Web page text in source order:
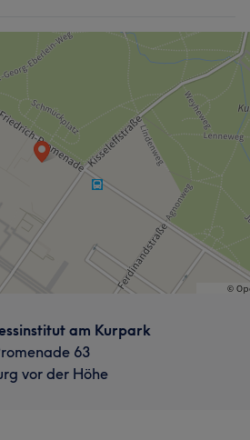
am Kurpark
63
vor der Höhe